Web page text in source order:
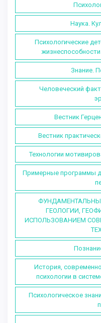
Наука.
Психологические
Знание.
Человеческий
Вестник
Вестник
Технологии
Примерные программы
ГЕОЛОГИИ,
ИСПОЛЬЗОВАНИЕМ
История,
психологии в
Психологическое